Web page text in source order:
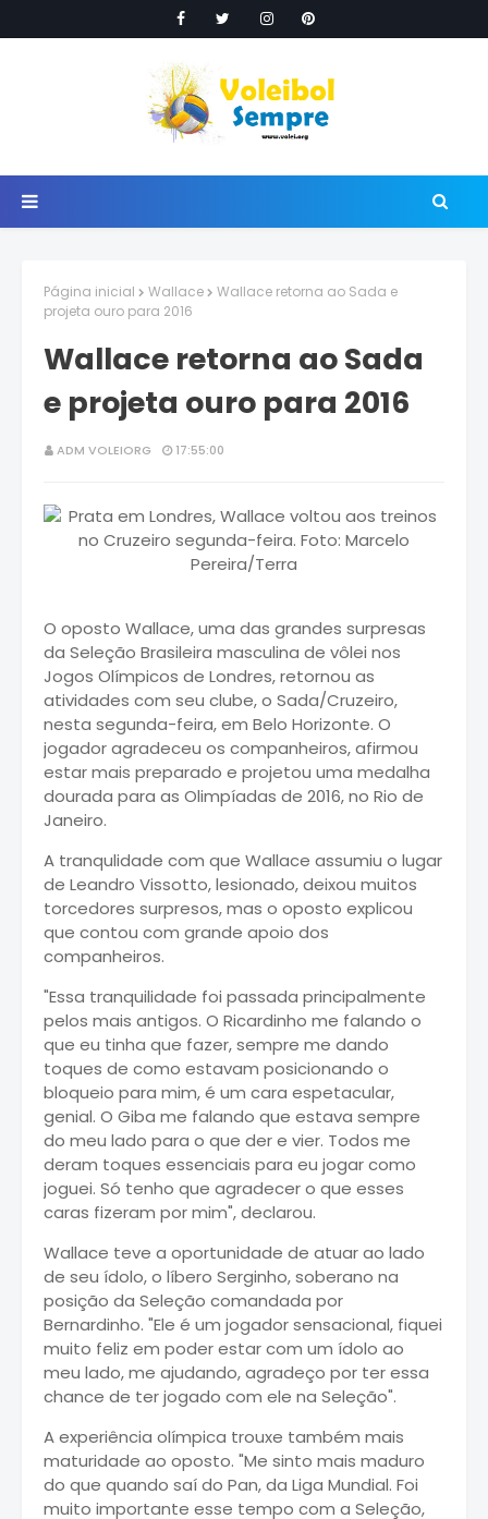
Página inicial Wallace
Wallace retorna ao Sada e
projeta ouro para 2016
Wallace retorna ao Sada
e projeta ouro para 2016
ADM VOLEIORG 17:55:00
O oposto Wallace, uma das grandes surpresas
da Seleção Brasileira masculina de vôlei nos
Jogos Olímpicos de Londres, retornou as
atividades com seu clube, o Sada/Cruzeiro,
nesta segunda-feira, em Belo Horizonte. O
jogador agradeceu os companheiros, afirmou
estar mais preparado e projetou uma medalha
dourada para as Olimpíadas de 2016, no Rio de
Janeiro.
A tranqulidade com que Wallace assumiu o lugar
de Leandro Vissotto, lesionado, deixou muitos
torcedores surpresos, mas o oposto explicou
que contou com grande apoio dos
companheiros.
"Essa tranquilidade foi passada principalmente
pelos mais antigos. O Ricardinho me falando o
que eu tinha que fazer, sempre me dando
toques de como estavam posicionando o
bloqueio para mim, é um cara espetacular,
genial. O Giba me falando que estava sempre
do meu lado para o que der e vier. Todos me
deram toques essenciais para eu jogar como
joguei. Só tenho que agradecer o que esses
caras fizeram por mim", declarou.
Wallace teve a oportunidade de atuar ao lado
de seu ídolo, o líbero Serginho, soberano na
posição da Seleção comandada por
Bernardinho. "Ele é um jogador sensacional, fiquei
muito feliz em poder estar com um ídolo ao
meu lado, me ajudando, agradeço por ter essa
chance de ter jogado com ele na Seleção".
A experiência olímpica trouxe também mais
maturidade ao oposto. "Me sinto mais maduro
do que quando saí do Pan, da Liga Mundial. Foi
muito importante esse tempo com a Seleção,